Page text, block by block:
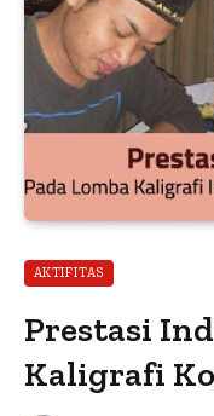
AKTIFITAS
Prestasi
Kaligrafi